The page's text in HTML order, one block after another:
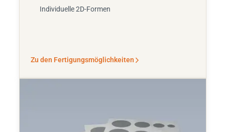
Individuelle 2D-Formen
Zu den Fertigungsmöglichkeiten